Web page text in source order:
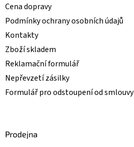
Cena dopravy
Podmínky ochrany osobních údajů
Kontakty
Zboží skladem
Reklamační formulář
Nepřevzetí zásilky
Formulář pro odstoupení od smlouvy
Prodejna